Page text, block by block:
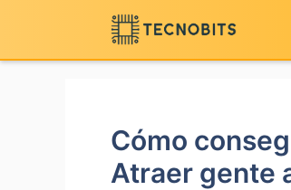
contenido
Cómo
Atraer gente